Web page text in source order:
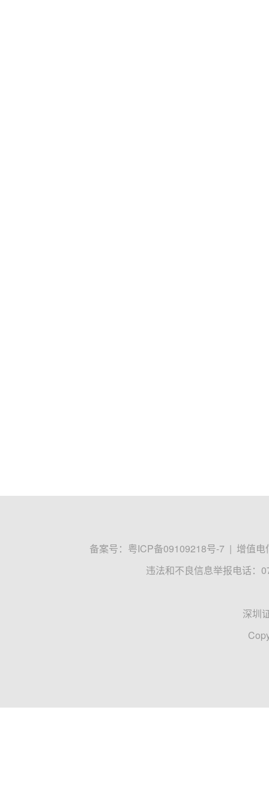
备案号： 粤ICP备09109218号-7 | 增值电
违法和不良信息举报电话：
深圳